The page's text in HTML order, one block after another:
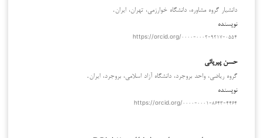
دانشیار گروه مشاوره، دانشگاه خوارزمی، تهران، ایران.
نویسنده
https://orcid.org/۰۰۰۰-۰۰۰۲-۹۲۱۷-۰۵۵۴
حسن پیریائی
گروه ریاضی، واحد بروجرد، دانشگاه آزاد اسلامی، بروجرد، ایران.
نویسنده
https://orcid.org/۰۰۰۰-۰۰۰۱-۸۶۴۳-۴۴۶۴